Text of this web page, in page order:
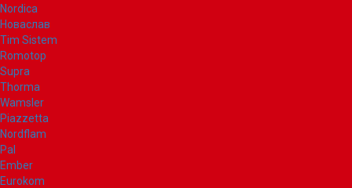
Nordica
Новаслав
Tim Sistem
Romotop
Supra
Thorma
Wamsler
Piazzetta
Nordflam
Pal
Ember
Eurokom